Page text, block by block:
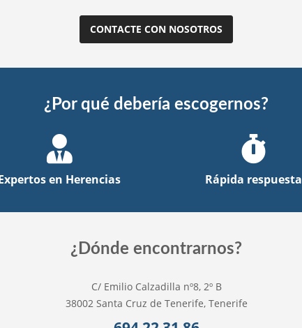
CONTACTE CON NOSOTROS
¿Por qué debería escogernos?
en Herencias Rápida respuesta
¿Dónde encontrarnos?
C/ Emilio Calzadilla nº8, 2º B
38002 Santa Cruz de Tenerife, Tenerife